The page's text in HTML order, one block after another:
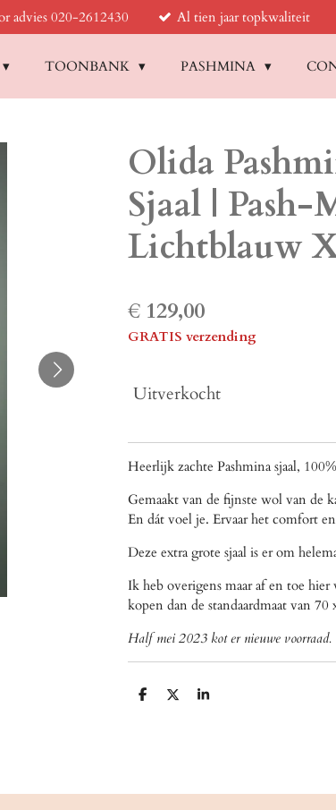
advies 020-2612430 Al tien jaar topkwaliteit
TOONBANK PASHMINA
Olida
Sjaal |
Lichtblauw
€ 129,00
GRATIS verzending
Uitverkocht
Heerlijk zachte Pashmina sjaal,
Gemaakt van de fijnste wol van de
En dát voel je. Ervaar het comfort
Deze extra grote sjaal is er om
Ik heb overigens maar af en toe
kopen dan de standaardmaat van 70
Half mei 2023 kot er nieuwe voorraad.
D
D
S